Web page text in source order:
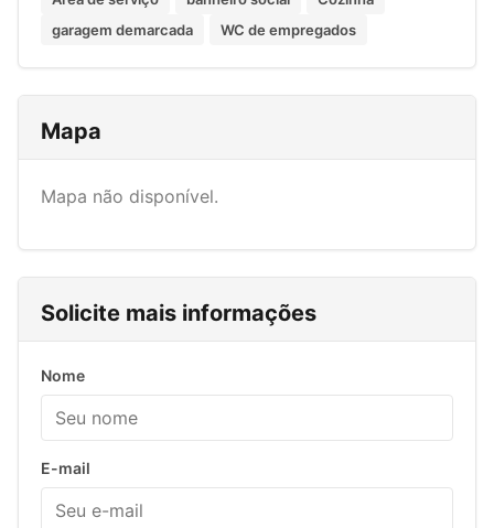
garagem demarcada
WC de empregados
Mapa
Mapa não disponível.
Solicite mais informações
Nome
E-mail